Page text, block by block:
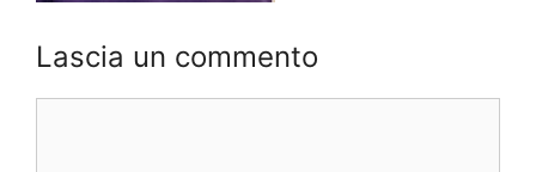
Lascia un commento